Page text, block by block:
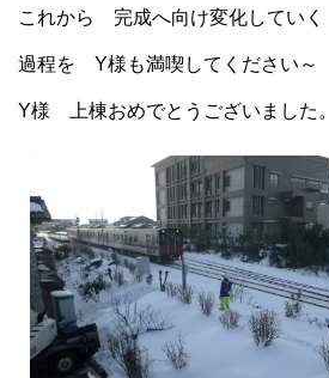
これから 完成へ向け変化していく
過程を Y様も満喫してください～
Y様 上棟おめでとうございました。